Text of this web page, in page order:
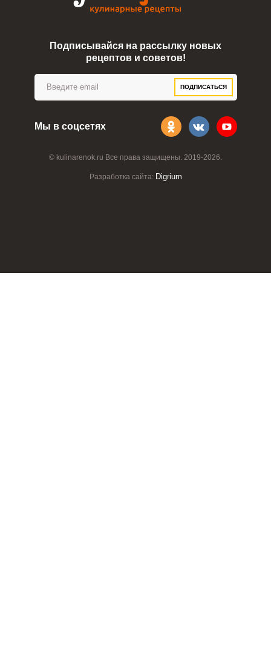
© kulinarenok.ru Все права защищены. 2019-2026.
Разработка сайта: Digrium
Подписывайся на рассылку новых
рецептов и советов!
ПОДПИСАТЬСЯ
Мы в соцсетях